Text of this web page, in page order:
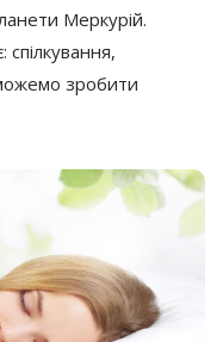
Меркурій.
зробити